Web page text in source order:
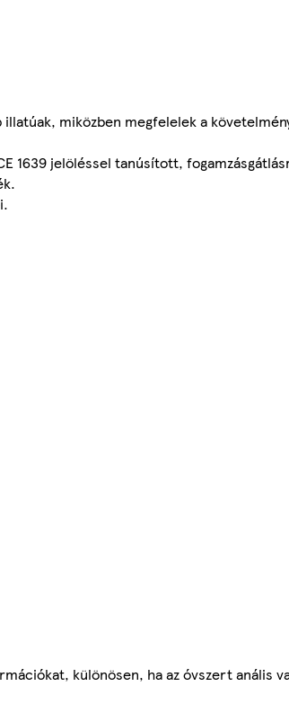
miközben megfelelek a
1639 jelöléssel tanúsított,
különösen, ha az óvszert anális